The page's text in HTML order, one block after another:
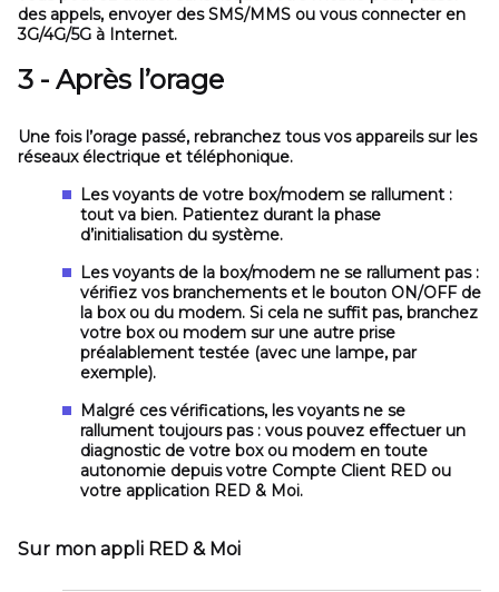
des appels, envoyer des SMS/MMS ou vous connecter en
3G/4G/5G à Internet.
3 - Après l’orage
Une fois l’orage passé, rebranchez tous vos appareils sur les
réseaux électrique et téléphonique.
Les voyants de votre box/modem se rallument :
tout va bien. Patientez durant la phase
d’initialisation du système.
Les voyants de la box/modem ne se rallument pas :
vérifiez vos branchements et le bouton ON/OFF de
la box ou du modem. Si cela ne suffit pas, branchez
votre box ou modem sur une autre prise
préalablement testée (avec une lampe, par
exemple).
Malgré ces vérifications, les voyants ne se
rallument toujours pas : vous pouvez effectuer un
diagnostic de votre box ou modem en toute
autonomie depuis votre Compte Client RED ou
votre application RED & Moi.
Sur mon appli RED & Moi